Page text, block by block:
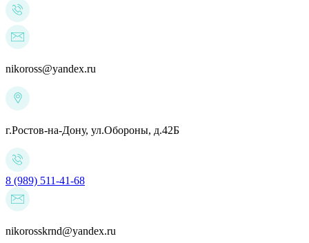
nikoross@yandex.ru
г.Ростов-на-Дону, ул.Обороны, д.42Б
8 (989) 511-41-68
nikorosskrnd@yandex.ru